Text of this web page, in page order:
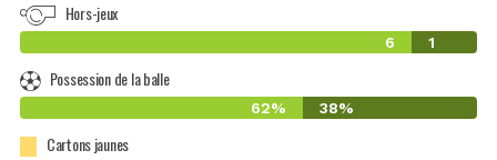
Hors-jeux
6 1
Possession de la balle
62% 38%
Cartons jaunes